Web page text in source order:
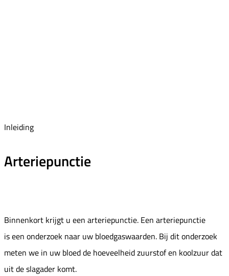
Inleiding
Arteriepunctie
Binnenkort krijgt u een arteriepunctie. Een arteriepunctie
is een onderzoek naar uw bloedgaswaarden. Bij dit onderzoek
meten we in uw bloed de hoeveelheid zuurstof en koolzuur dat
uit de slagader komt.